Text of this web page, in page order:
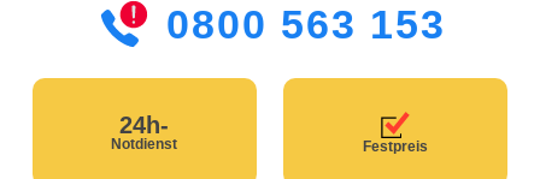
0800 563 153
24h-
Notdienst Festpreis